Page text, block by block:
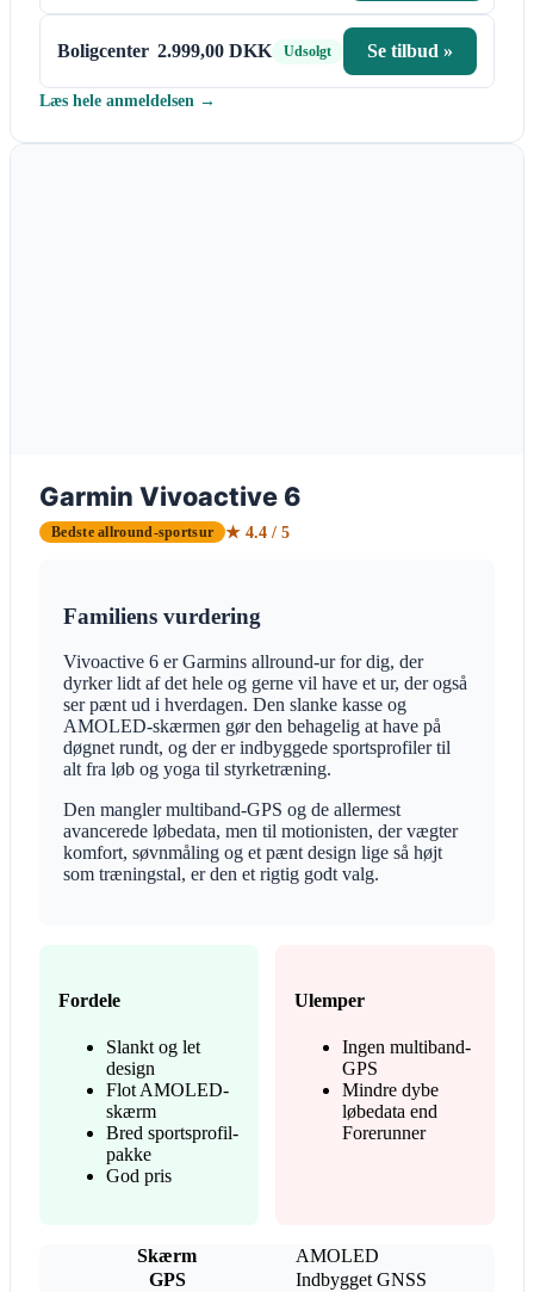
Boligcenter 2.999,00 DKK Udsolgt Se tilbud »
Læs hele anmeldelsen →
Garmin Vivoactive 6
Bedste allround-sportsur ★ 4.4 / 5
Familiens vurdering
Vivoactive 6 er Garmins allround-ur for dig, der
dyrker lidt af det hele og gerne vil have et ur, der også
ser pænt ud i hverdagen. Den slanke kasse og
AMOLED-skærmen gør den behagelig at have på
døgnet rundt, og der er indbyggede sportsprofiler til
alt fra løb og yoga til styrketræning.
Den mangler multiband-GPS og de allermest
avancerede løbedata, men til motionisten, der vægter
komfort, søvnmåling og et pænt design lige så højt
som træningstal, er den et rigtig godt valg.
Fordele
Slankt og let
design
Flot AMOLED-
skærm
Bred sportsprofil-
pakke
God pris
Ulemper
Ingen multiband-
GPS
Mindre dybe
løbedata end
Forerunner
Skærm
AMOLED
GPS
Indbygget GNSS